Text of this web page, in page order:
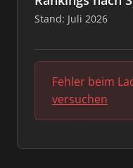
Stand: Juli 2026
Fehler beim
versuchen